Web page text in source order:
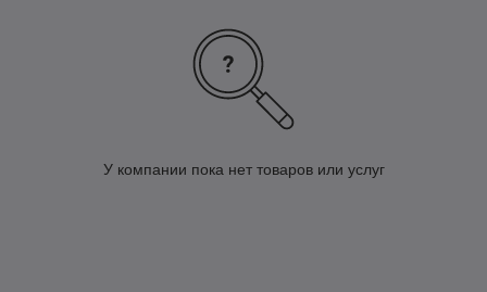
У компании пока нет товаров или услуг